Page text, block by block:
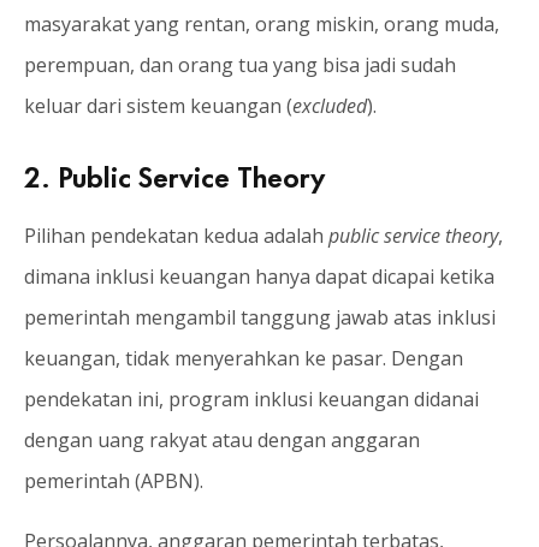
masyarakat yang rentan, orang miskin, orang muda,
perempuan, dan orang tua yang bisa jadi sudah
keluar dari sistem keuangan (excluded).
2. Public Service Theory
Pilihan pendekatan kedua adalah public service theory,
dimana inklusi keuangan hanya dapat dicapai ketika
pemerintah mengambil tanggung jawab atas inklusi
keuangan, tidak menyerahkan ke pasar. Dengan
pendekatan ini, program inklusi keuangan didanai
dengan uang rakyat atau dengan anggaran
pemerintah (APBN).
Persoalannya, anggaran pemerintah terbatas,